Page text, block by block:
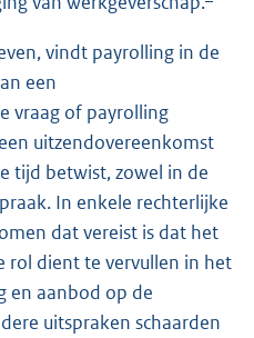
vindt payrolling in de
een
vraag of payrolling
uitzendovereenkomst
tijd betwist, zowel in de
In enkele rechterlijke
dat vereist is dat het
rol dient te vervullen in het
en aanbod op de
uitspraken schaarden